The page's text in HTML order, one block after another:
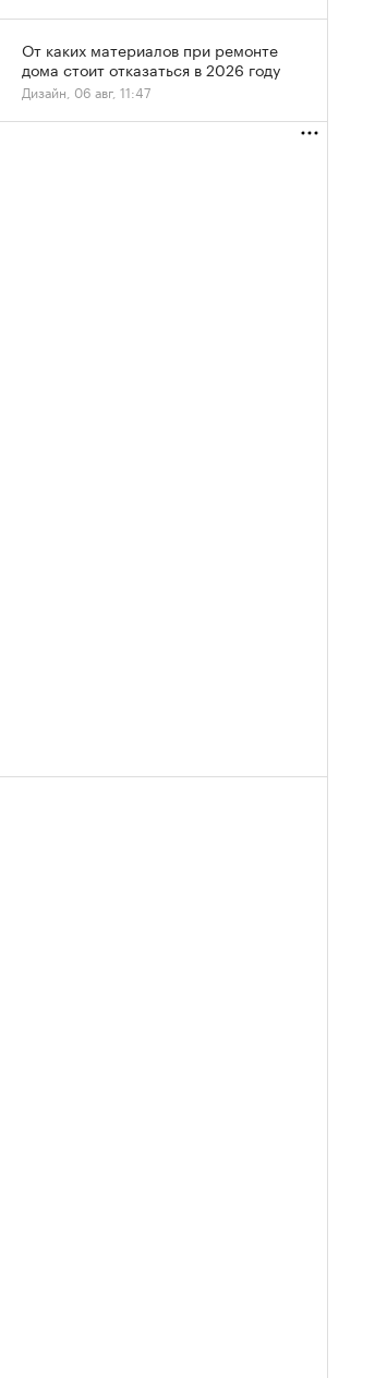
От каких материалов при ремонте
дома стоит отказаться в 2026 году
Дизайн, 06 авг, 11:47